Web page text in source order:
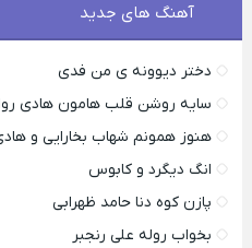
آهنگ های جدید
دختر دیوونه ی من فدی
سایه روشن قلب هامون هادی
هنوز همونم شهاب بخارایی و
انگ دیگرد و کابوس
پازن کوه دنا حامد ظهرابی
بخواب روله علی رنجبر